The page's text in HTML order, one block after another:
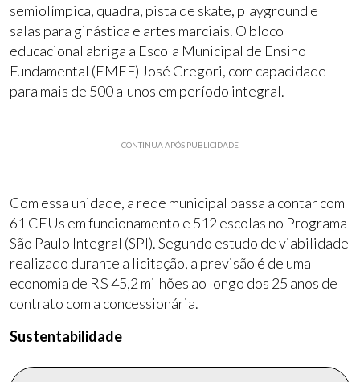
semiolímpica, quadra, pista de skate, playground e
salas para ginástica e artes marciais. O bloco
educacional abriga a Escola Municipal de Ensino
Fundamental (EMEF) José Gregori, com capacidade
para mais de 500 alunos em período integral.
CONTINUA APÓS PUBLICIDADE
Com essa unidade, a rede municipal passa a contar com
61 CEUs em funcionamento e 512 escolas no Programa
São Paulo Integral (SPI). Segundo estudo de viabilidade
realizado durante a licitação, a previsão é de uma
economia de R$ 45,2 milhões ao longo dos 25 anos de
contrato com a concessionária.
Sustentabilidade